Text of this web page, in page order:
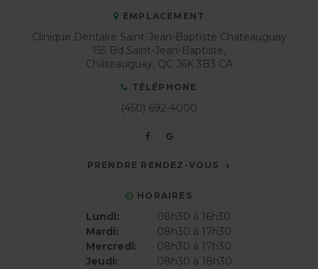
EMPLACEMENT
Clinique Dentaire Saint-Jean-Baptiste Chateauguay
155 Bd Saint-Jean-Baptiste
Châteauguay QC J6K 3B3 CA
TÉLÉPHONE
(450) 692-4000
PRENDRE RENDEZ-VOUS
HORAIRES
Lundi:
08h30 à 16h30
Mardi:
08h30 à 17h30
Mercredi:
08h30 à 17h30
Jeudi:
08h30 à 18h30